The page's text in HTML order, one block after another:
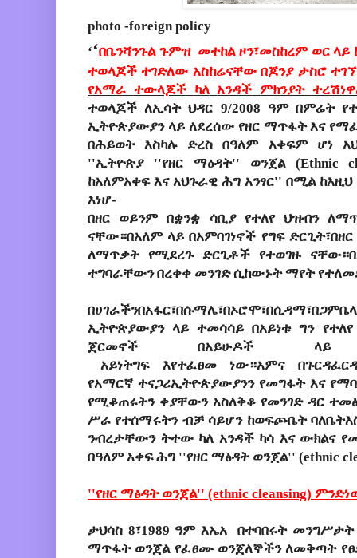
photo -foreign policy
‘‘በቤንሻንጉል ጉምዝ መተከል ዞን፣መስከረም ወር ላይ
ተወላጆች ተገድለው አስከሬናቸው በጆንያ ታስሮ
የአማራ ተውላጆች ካለ አንዳች ምክንያት
ተወላጆች ለኢሳት ህዳር 9/2008 ዓም በምሬት
ኢትዮጵያውያን ላይ ለደረሰው የዘር ማጥፋት እና
በሕይወት
እስካሉ ድረስ በዓለም አቀፍም ሆነ
''ኢትዮጵያ''የዘር ማፅዳት'' ወንጀል(Ethnic
ከአለምአቀፍ እና አህጉራዊ ሕግ አንፃር'' በሚል ከእዚህ
እነሆ-
በዘር
ወይንም በቋንቋ ሳቢያ የተለየ ህዝብን
ናቸው።በአለም ላይ በአምባገነኖች የግፍ ድርጊት፣በዘር
ለማጥቃት የሚደረጉ ድርጊቶች የተወገዙ
ተግባራቸውን በረቀቀ መንገድ ሲከውኑት ማየት
በሀገራችንበአፋር፣በሱማሌ፣በኦሮሞ፣በሲዳማ፣በጋምቤላ
ኢትዮጵያውያን ላይ ተመሳሳይ በአይነቱ ግን የተለየ
ጀርመኖች
በአይሁዶች
ላይ
አይነትግፍ እየተፈፀመ ነው።አምና
የአማርኛ ተናጋሪኢትዮጵያውያንን የመግፋት እና
የሚቆጠሩትን ቀያቸውን አስለቅቆ የመንገድ ዳር
ሥራ የተሰማሩትን ብቻ ሳይሆን ከወፍጮቤት
ንብረታቸውን ትተው ካለ አንዳች ካሳ እና ውክልና
በዓለም አቀፍ ሕግ ''የዘር ማፅዳት ወንጀል'' (ethnic
''የዘር ማፅዳት ወንጀል'' (ethnic cleansing)
ታህሳስ 8፣1989 ዓም እኤአ በተባበሩት መንግሥታት
ማጥፋት ወንጀል የፈፀሙ ወንጀለኞችን ለመቅጣት